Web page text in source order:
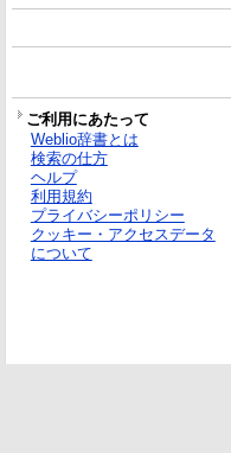
ご利用にあたって
Weblio辞書とは
検索の仕方
ヘルプ
利用規約
プライバシーポリシー
クッキー・アクセスデータ
について